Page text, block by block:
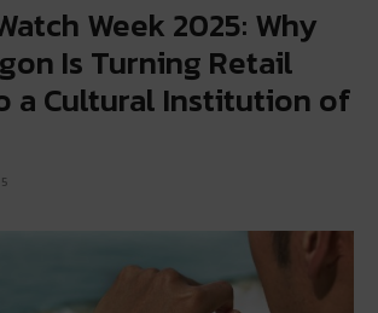
Week 2025: Why
Is Turning Retail
a Cultural Institution of